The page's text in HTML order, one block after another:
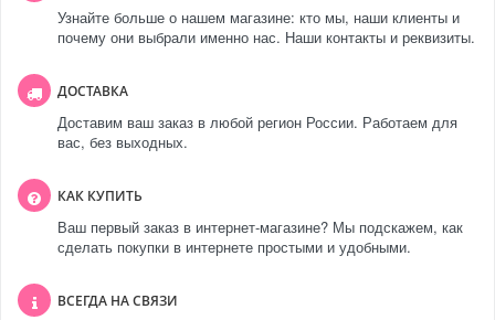
Узнайте больше о нашем магазине: кто мы, наши клиенты и
почему они выбрали именно нас. Наши контакты и реквизиты.
ДОСТАВКА
Доставим ваш заказ в любой регион России. Работаем для
вас, без выходных.
КАК КУПИТЬ
Ваш первый заказ в интернет-магазине? Мы подскажем, как
сделать покупки в интернете простыми и удобными.
ВСЕГДА НА СВЯЗИ